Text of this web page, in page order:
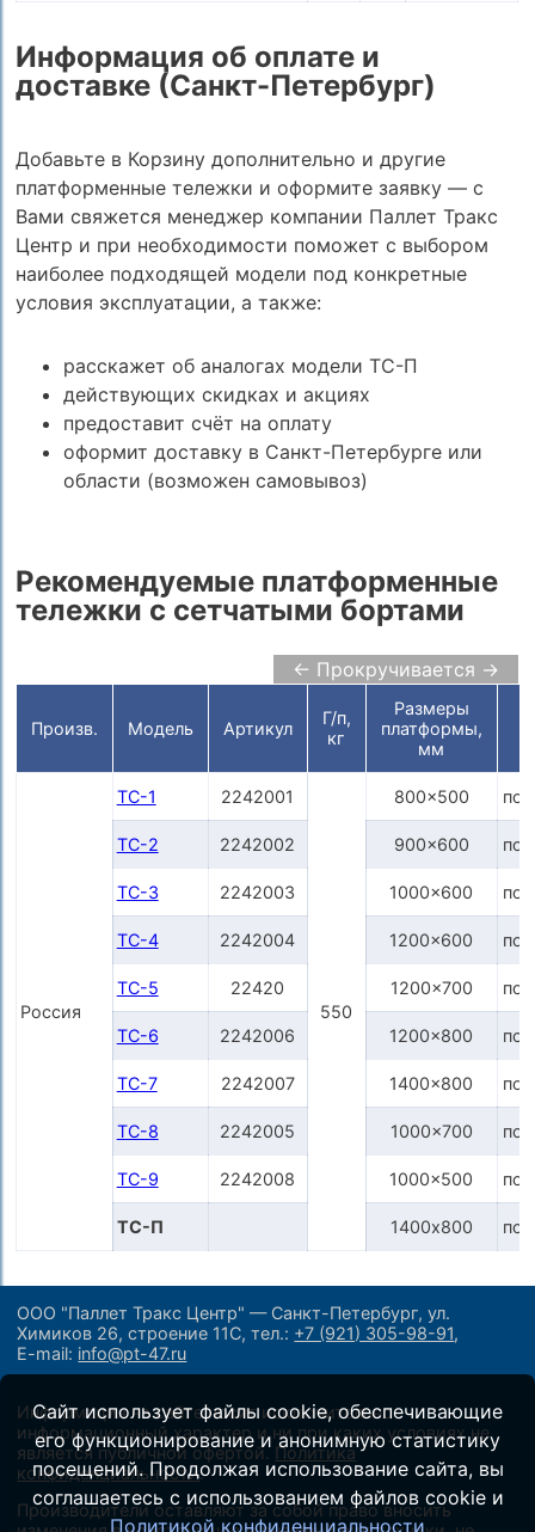
Информация об оплате и
доставке (Санкт-Петербург)
Добавьте в Корзину дополнительно и другие
платформенные тележки и оформите заявку — с
Вами свяжется менеджер компании Паллет Тракс
Центр и при необходимости поможет с выбором
наиболее подходящей модели под конкретные
условия эксплуатации, а также:
расскажет об аналогах модели ТС-П
действующих скидках и акциях
предоставит счёт на оплату
оформит доставку в Санкт-Петербурге или
области (возможен самовывоз)
Рекомендуемые платформенные
тележки с сетчатыми бортами
← Прокручивается →
Произв. Модель Артикул
Г/п,
кг
Размеры
платформы,
мм
Россия
ТС-1 2242001
550
800x500 по
ТС-2 2242002 900x600 по
ТС-3 2242003 1000x600 по
ТС-4 2242004 1200x600 по
ТС-5 22420 1200x700 по
ТС-6 2242006 1200x800 по
ТС-7 2242007 1400x800 по
ТС-8 2242005 1000x700 по
ТС-9 2242008 1000x500 по
ТС-П 1400х800 по
ООО "Паллет Тракс Центр" — Санкт-Петербург, ул.
Химиков 26, строение 11С,тел.: +7 (921) 305-98-91,
E-mail: info@pt-47.ru
Информация на сайте носит исключительно
информационный характер и ни при каких условиях не
является публичной офертой. Политика
конфиденциальности.
Производители оставляют за собой право вносить
Сайт использует файлы cookie, обеспечивающие
его функционирование и анонимную статистику
посещений. Продолжая использование сайта, вы
соглашаетесь с использованием файлов cookie и
Политикой конфиденциальности